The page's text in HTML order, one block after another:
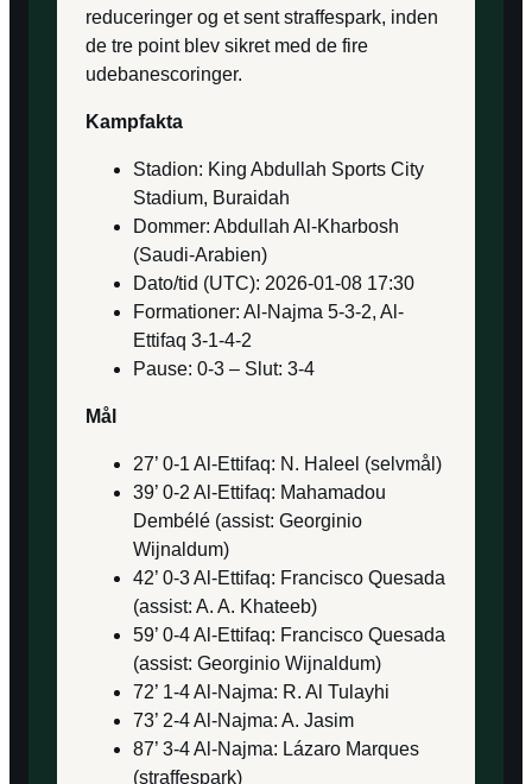
reduceringer og et sent straffespark, inden
de tre point blev sikret med de fire
udebanescoringer.
Kampfakta
Stadion: King Abdullah Sports City
Stadium, Buraidah
Dommer: Abdullah Al-Kharbosh
(Saudi-Arabien)
Dato/tid (UTC): 2026-01-08 17:30
Formationer: Al-Najma 5-3-2, Al-
Ettifaq 3-1-4-2
Pause: 0-3 – Slut: 3-4
Mål
27’ 0-1 Al-Ettifaq: N. Haleel (selvmål)
39’ 0-2 Al-Ettifaq: Mahamadou
Dembélé (assist: Georginio
Wijnaldum)
42’ 0-3 Al-Ettifaq: Francisco Quesada
(assist: A. A. Khateeb)
59’ 0-4 Al-Ettifaq: Francisco Quesada
(assist: Georginio Wijnaldum)
72’ 1-4 Al-Najma: R. Al Tulayhi
73’ 2-4 Al-Najma: A. Jasim
87’ 3-4 Al-Najma: Lázaro Marques
(straffespark)